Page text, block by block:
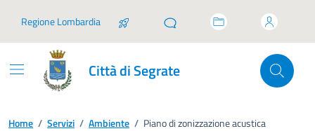
Regione Lombardia
Città di Segrate
Home / Servizi / Ambiente / Piano di zonizzazione acustica